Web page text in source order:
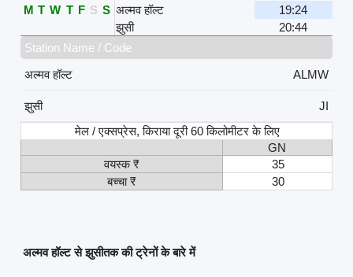
M T W T F S S अल्मव हॉल्ट
19:24
झुसी
20:44
Station Name / Code
अल्मव हॉल्ट
ALMW
झुसी
JI
मेल / एक्सप्रेस, किराया दूरी 60 किलोमीटर के लिए
GN
वयस्क ₹
35
बच्चा ₹
30
अल्मव हॉल्ट से झुसीतक की ट्रेनों के बारे में